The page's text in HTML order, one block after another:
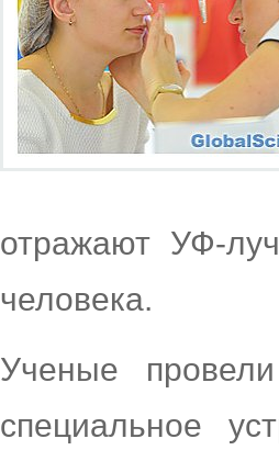
отражают УФ-
человека.
Ученые
специальное